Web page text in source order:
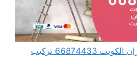
فني تركيب ورق جدران الكويت 66874433 تركيب